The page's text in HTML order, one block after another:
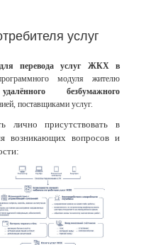
услуг
для перевода услуг ЖКХ в
модуля жителю
безбумажного
поставщиками услуг.
лично присутствовать в
возникающих вопросов и